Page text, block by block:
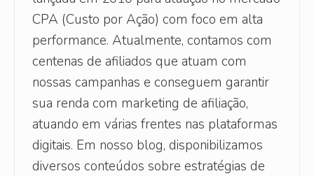
CPA (Custo por Ação) com foco em alta
performance. Atualmente, contamos com
centenas de afiliados que atuam com
nossas campanhas e conseguem garantir
sua renda com marketing de afiliação,
atuando em várias frentes nas plataformas
digitais. Em nosso blog, disponibilizamos
diversos conteúdos sobre estratégias de